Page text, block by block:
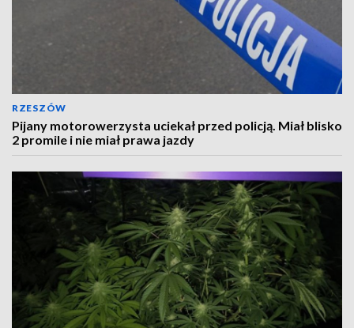
RZESZÓW
Pijany motorowerzysta uciekał przed policją. Miał blisko
2 promile i nie miał prawa jazdy